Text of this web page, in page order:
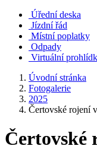
Úřední deska
Jízdní řád
Místní poplatky
Odpady
Virtuální
Úvodní stránka
Fotogalerie
2025
Čertovské rojení
Čertovské